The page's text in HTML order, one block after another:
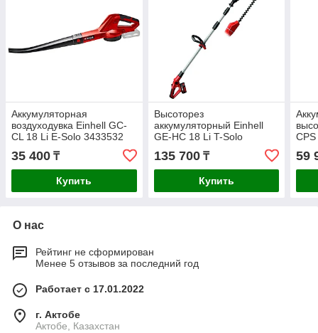
Аккумуляторная
воздуходувка Einhell GC-
CL 18 Li E-Solo 3433532
35 400 ₸
Купить
Высоторез
аккумуляторный Einhell
GE-HC 18 Li T-Solo
135 700₸
Купить
59
О нас
Рейтинг не сформирован
Менее 5 отзывов за последний год
Работает с 17.01.2022
г. Актобе
Актобе, Казахстан